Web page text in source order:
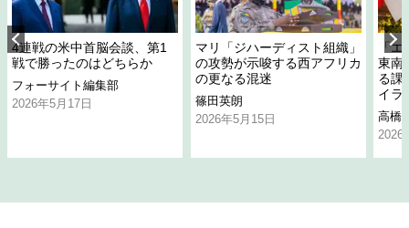
4連戦の米中首脳会談、第1
戦で勝ったのはどちらか
フォーサイト編集部
2026年5月17日
マリ「ジハーディスト組織」
の攻勢が示唆する西アフリカ
の更なる混迷
篠田英朗
2026年5月15日
「
東南
る課
イラ
高橋
2026